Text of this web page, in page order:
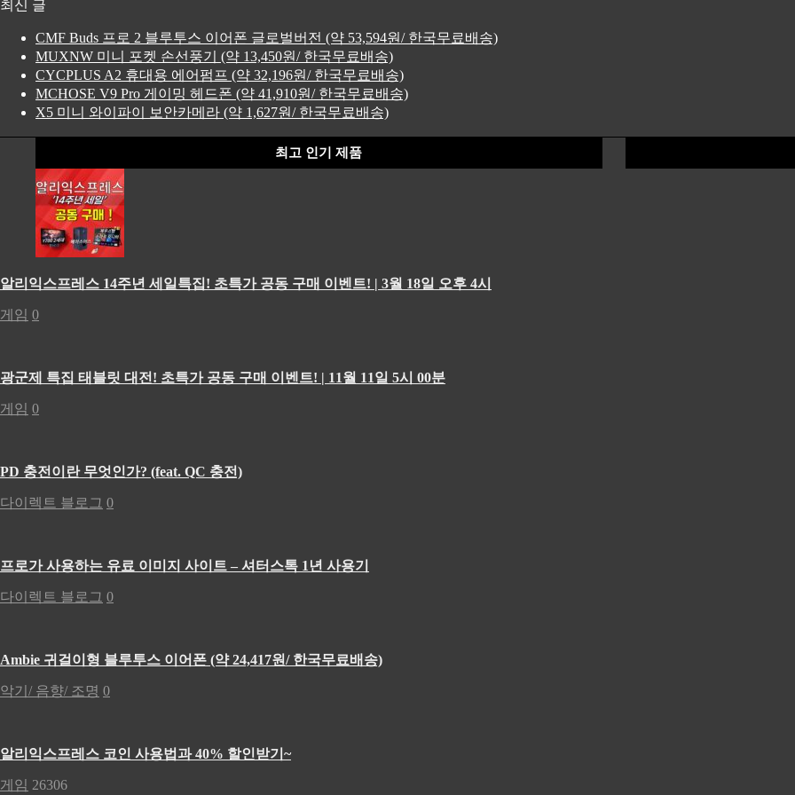
최신 글
CMF Buds 프로 2 블루투스 이어폰 글로벌버전 (약 53,594원/ 한국무료배송)
MUXNW 미니 포켓 손선풍기 (약 13,450원/ 한국무료배송)
CYCPLUS A2 휴대용 에어펌프 (약 32,196원/ 한국무료배송)
MCHOSE V9 Pro 게이밍 헤드폰 (약 41,910원/ 한국무료배송)
X5 미니 와이파이 보안카메라 (약 1,627원/ 한국무료배송)
최고 인기 제품
알리익스프레스 14주년 세일특집! 초특가 공동 구매 이벤트! | 3월 18일 오후 4시
게임 0
광군제 특집 태블릿 대전! 초특가 공동 구매 이벤트! | 11월 11일 5시 00분
게임 0
PD 충전이란 무엇인가? (feat. QC 충전)
다이렉트 블로그 0
프로가 사용하는 유료 이미지 사이트 – 셔터스톡 1년 사용기
다이렉트 블로그 0
Ambie 귀걸이형 블루투스 이어폰 (약 24,417원/ 한국무료배송)
악기/ 음향/ 조명 0
알리익스프레스 코인 사용법과 40% 할인받기~
게임 26306